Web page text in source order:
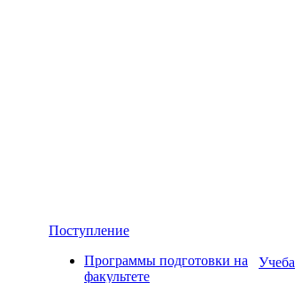
Поступление
Программы подготовки на
факультете
Учеба